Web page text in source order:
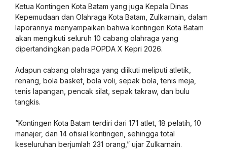
Ketua Kontingen Kota Batam yang juga Kepala Dinas
Kepemudaan dan Olahraga Kota Batam, Zulkarnain, dalam
laporannya menyampaikan bahwa kontingen Kota Batam
akan mengikuti seluruh 10 cabang olahraga yang
dipertandingkan pada POPDA X Kepri 2026.
Adapun cabang olahraga yang diikuti meliputi atletik,
renang, bola basket, bola voli, sepak bola, tenis meja,
tenis lapangan, pencak silat, sepak takraw, dan bulu
tangkis.
“Kontingen Kota Batam terdiri dari 171 atlet, 18 pelatih, 10
manajer, dan 14 ofisial kontingen, sehingga total
keseluruhan berjumlah 231 orang,” ujar Zulkarnain.